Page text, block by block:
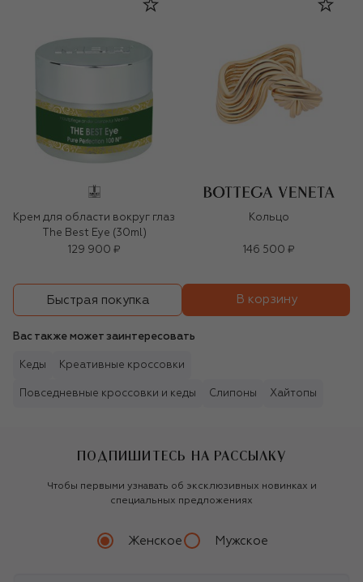
Крем для области вокруг глаз
The Best Eye (30ml)
129 900 ₽
Кольцо
146 500 ₽
Быстрая покупка В корзину
Вас также может заинтересовать
Кеды Креативные кроссовки
Повседневные кроссовки и кеды Слипоны Хайтопы
ПОДПИШИТЕСЬ НА РАССЫЛКУ
Чтобы первыми узнавать об эксклюзивных новинках и
специальных предложениях
Женское Мужское